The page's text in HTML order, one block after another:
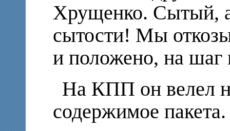
Хрущенко. Сытый,
сытости! Мы
и положено, на шаг
На КПП он велел
содержимое пакета.